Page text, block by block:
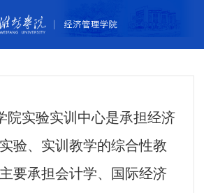
院实验实训中心是承担经济
验、实训教学的综合性教
要承担会计学、国际经济